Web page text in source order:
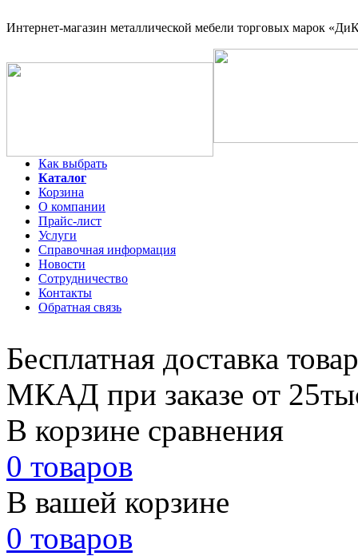
Интернет-магазин металлической мебели торговых марок
Как выбрать
Каталог
Корзина
О компании
Прайс-лист
Услуги
Справочная информация
Новости
Сотрудничество
Контакты
Обратная связь
Бесплатная доставка
МКАД при заказе от
В корзине сравнения
0 товаров
В вашей корзине
0 товаров